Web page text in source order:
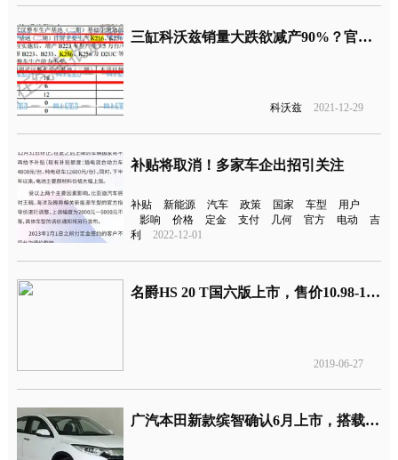
三缸科沃兹销量大跌欲减产90%？官方回应
科沃兹 2021-12-29
补贴将取消！多家车企出招引关注
补贴 新能源 汽车 政策 国家 车型
用户
影响
价格 定金 支付 几何 官方 电动
吉
利
2022-12-01
名爵HS 20 T国六版上市，售价10.98-12.98万元
2019-06-27
广汽本田新款缤智确认6月上市，搭载本田1.5T发动机